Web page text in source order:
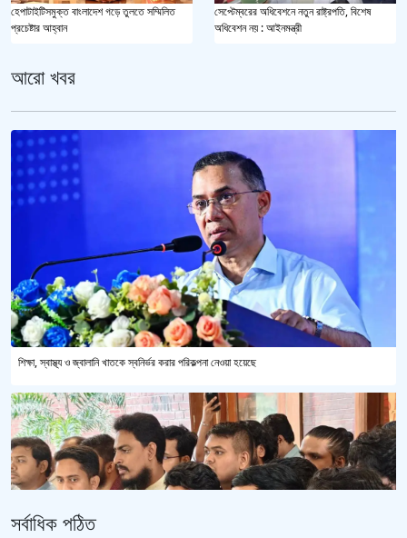
হেপাটাইটিসমুক্ত বাংলাদেশ গড়ে তুলতে সম্মিলিত
প্রচেষ্টার আহ্বান
সেপ্টেম্বরের অধিবেশনে নতুন রাষ্ট্রপতি, বিশেষ
অধিবেশন নয় : আইনমন্ত্রী
আরো খবর
শিক্ষা, স্বাস্থ্য ও জ্বালানি খাতকে স্বনির্ভর করার পরিকল্পনা নেওয়া হয়েছে
সর্বাধিক পঠিত